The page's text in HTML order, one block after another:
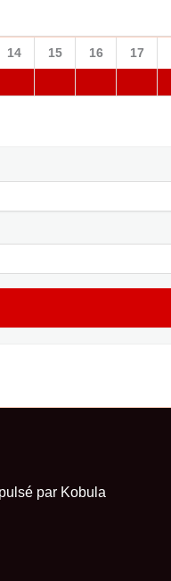
14 15 16 17
par Kobula